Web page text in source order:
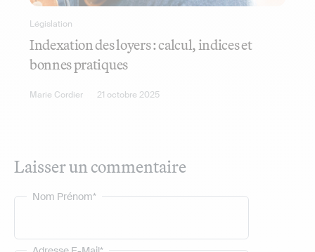
Législation
Indexation des loyers : calcul, indices et
bonnes pratiques
Marie Cordier 21 octobre 2025
Laisser un commentaire
Nom Prénom*